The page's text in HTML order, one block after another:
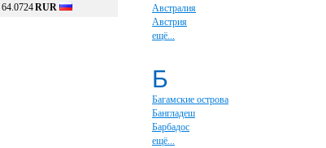
64.0724RUR
Австралия
Австрия
ещё...
Б
Багамские острова
Бангладеш
Барбадос
ещё...